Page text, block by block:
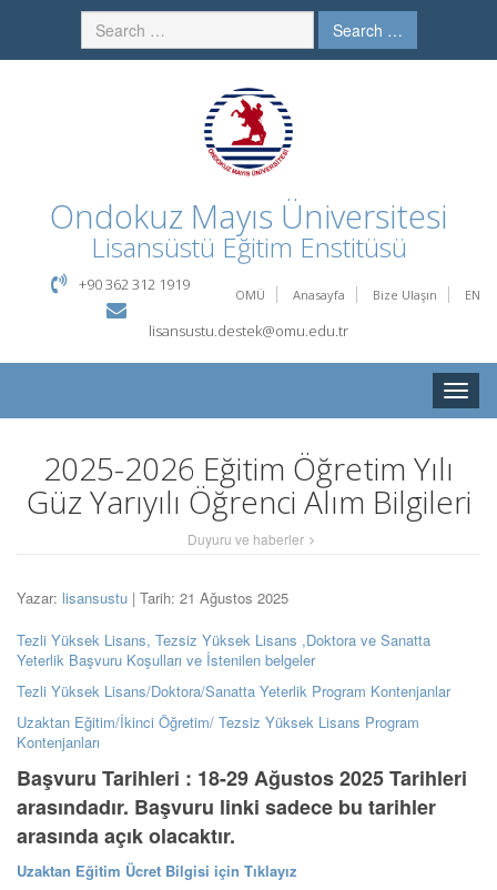
Search …
Ondokuz Mayıs Üniversitesi
Lisansüstü Eğitim Enstitüsü
OMÜ Anasayfa Bize Ulaşın EN
+90 362 312 1919
lisansustu.destek@omu.edu.tr
Toggle
2025-2026 Eğitim Öğretim Yılı
Güz Yarıyılı Öğrenci Alım Bilgileri
Duyuru ve haberler
Yazar: lisansustu | Tarih: 21 Ağustos 2025
Tezli Yüksek Lisans, Tezsiz Yüksek Lisans ,Doktora ve Sanatta
Yeterlik Başvuru Koşulları ve İstenilen belgeler
Tezli Yüksek Lisans/Doktora/Sanatta Yeterlik Program Kontenjanlar
Uzaktan Eğitim/İkinci Öğretim/ Tezsiz Yüksek Lisans Program
Kontenjanları
Başvuru Tarihleri : 18-29 Ağustos 2025 Tarihleri
arasındadır. Başvuru linki sadece bu tarihler
arasında açık olacaktır.
Uzaktan Eğitim Ücret Bilgisi için Tıklayız